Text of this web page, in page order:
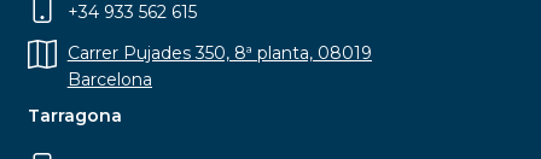
+34 933 562 615
Carrer Pujades 350, 8ª planta, 08019
Barcelona
Tarragona